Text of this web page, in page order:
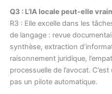
Q3 : L’IA locale peut-elle
R3 : Elle excelle dans les
de langage : revue
synthèse, extraction
raisonnement juridique,
processuelle de l’avocat.
pas un pilote automatique.